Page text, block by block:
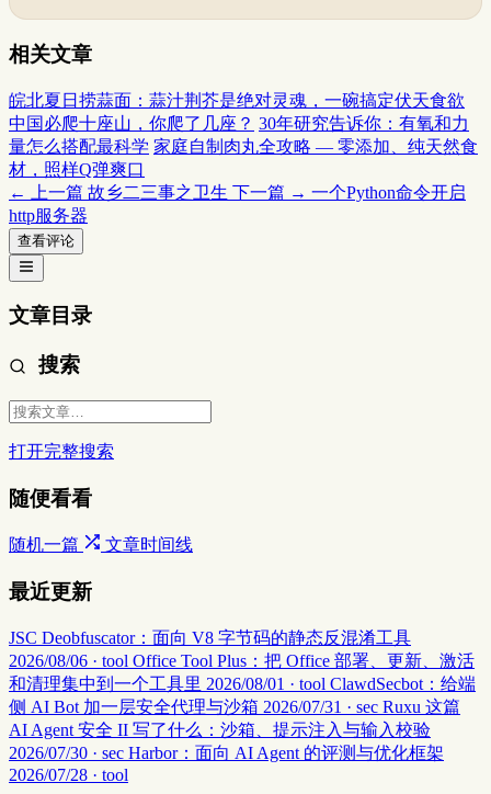
相关文章
皖北夏日捞蒜面：蒜汁荆芥是绝对灵魂，一碗搞定伏天食欲
中国必爬十座山，你爬了几座？ 30年研究告诉你：有氧和力
量怎么搭配最科学 家庭自制肉丸全攻略 — 零添加、纯天然食
材，照样Q弹爽口
← 上一篇 故乡二三事之卫生 下一篇 → 一个Python命令开启
http服务器
查看评论
文章目录
搜索
打开完整搜索
随便看看
随机一篇 文章时间线
最近更新
JSC Deobfuscator：面向 V8 字节码的静态反混淆工具
2026/08/06 · tool Office Tool Plus：把 Office 部署、更新、激活
和清理集中到一个工具里 2026/08/01 · tool ClawdSecbot：给端
侧 AI Bot 加一层安全代理与沙箱 2026/07/31 · sec Ruxu 这篇
AI Agent 安全 II 写了什么：沙箱、提示注入与输入校验
2026/07/30 · sec Harbor：面向 AI Agent 的评测与优化框架
2026/07/28 · tool